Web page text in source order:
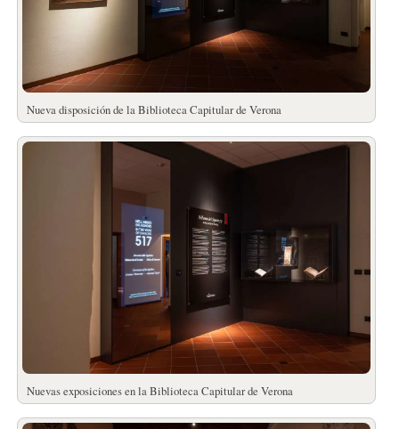
Nueva disposición de la Biblioteca Capitular de Verona
Nuevas exposiciones en la Biblioteca Capitular de Verona